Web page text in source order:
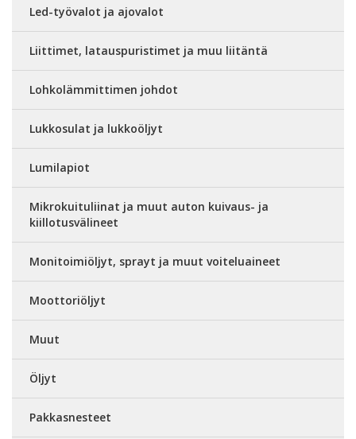
Led-työvalot ja ajovalot
Liittimet, latauspuristimet ja muu liitäntä
Lohkolämmittimen johdot
Lukkosulat ja lukkoöljyt
Lumilapiot
Mikrokuituliinat ja muut auton kuivaus- ja
kiillotusvälineet
Monitoimiöljyt, sprayt ja muut voiteluaineet
Moottoriöljyt
Muut
Öljyt
Pakkasnesteet